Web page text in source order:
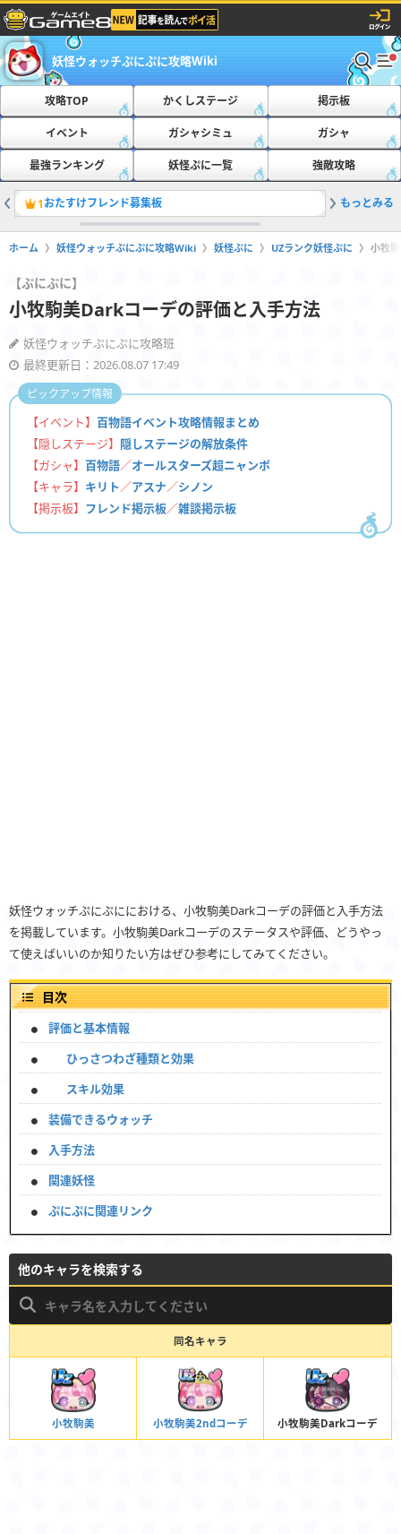
妖怪ウォッチぷにぷに攻略Wiki
攻略TOP かくしステージ 掲示板
イベント ガシャシミュ ガシャ
最強ランキング 妖怪ぷに一覧 強敵攻略
1おたすけフレンド募集板 2ともだ
もっとみる
ホーム 妖怪ウォッチぷにぷに攻略Wiki 妖怪ぷに UZランク妖怪ぷに 小牧
【ぷにぷに】
小牧駒美Darkコーデの評価と入手方法
妖怪ウォッチぷにぷに攻略班
最終更新日：2026.08.07 17:49
【イベント】 百物語イベント攻略情報まとめ
【隠しステージ】 隠しステージの解放条件
【ガシャ】 百物語／オールスターズ超ニャンボ
【キャラ】 キリト／アスナ／シノン
【掲示板】 フレンド掲示板／雑談掲示板
ピックアップ情報
妖怪ウォッチぷにぷににおける、小牧駒美Darkコーデの評価と入手方法
を掲載しています。小牧駒美Darkコーデのステータスや評価、どうやっ
て使えばいいのか知りたい方はぜひ参考にしてみてください。
目次
評価と基本情報
ひっさつわざ種類と効果
スキル効果
装備できるウォッチ
入手方法
関連妖怪
ぷにぷに関連リンク
他のキャラを検索する
同名キャラ
小牧駒美 小牧駒美2ndコーデ 小牧駒美Darkコーデ